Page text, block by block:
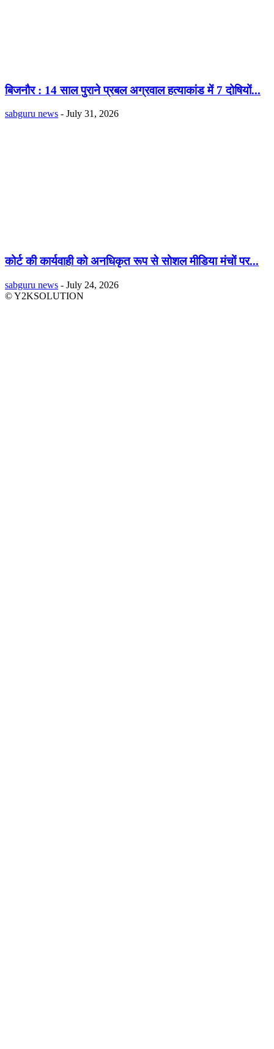
बिजनौर : 14 साल पुराने प्रबल अग्रवाल हत्याकांड में 7 दोषियों...
sabguru news - July 31, 2026
कोर्ट की कार्यवाही को अनधिकृत रूप से सोशल मीडिया मंचों पर...
sabguru news - July 24, 2026
© Y2KSOLUTION